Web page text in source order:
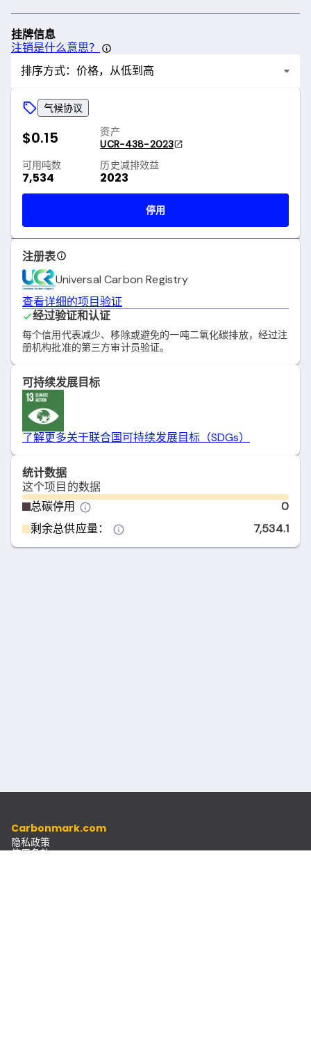
挂牌信息
注销是什么意思？
排序方式：价格，从低到高
气候协议
$0.15
资产
UCR-438-2023
可用吨数
7,534
历史减排效益
2023
停用
注册表
Universal Carbon Registry
查看详细的项目验证
经过验证和认证
每个信用代表减少、移除或避免的一吨二氧化碳排放，经过注
册机构批准的第三方审计员验证。
可持续发展目标
了解更多关于联合国可持续发展目标（SDGs）
统计数据
这个项目的数据
总碳停用
0
剩余总供应量：
7,534.1
Carbonmark.com
隐私政策
使用条款